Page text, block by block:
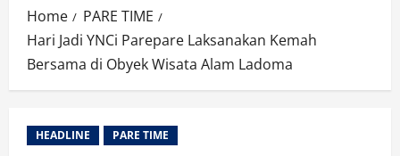
Home
PARE TIME
Hari Jadi YNCi Parepare Laksanakan Kemah
Bersama di Obyek Wisata Alam Ladoma
HEADLINE PARE TIME